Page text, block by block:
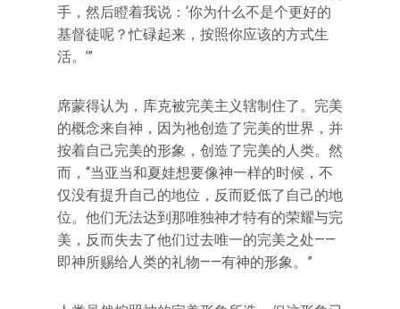
手，然后瞪着我说：‘你为什么不是个更好的
基督徒呢？忙碌起来，按照你应该的方式生
活。’”
席蒙得认为，库克被完美主义辖制住了。完美
的概念来自神，因为祂创造了完美的世界，并
按着自己完美的形象，创造了完美的人类。然
而，“当亚当和夏娃想要像神一样的时候，不
仅没有提升自己的地位，反而贬低了自己的地
位。他们无法达到那唯独神才特有的荣耀与完
美，反而失去了他们过去唯一的完美之处——
即神所赐给人类的礼物——有神的形象。”